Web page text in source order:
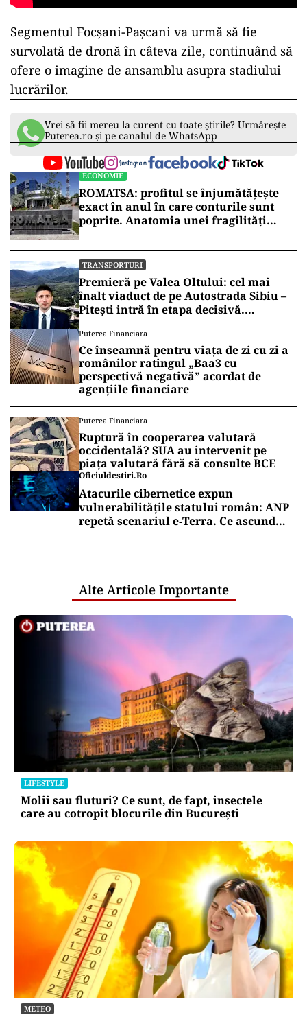
Segmentul Focșani-Pașcani va urmă să fie
survolată de dronă în câteva zile, continuând să
ofere o imagine de ansamblu asupra stadiului
lucrărilor.
Vrei să fii mereu la curent cu toate știrile? Urmărește
Puterea.ro și pe canalul de WhatsApp
ECONOMIE
ROMATSA: profitul se înjumătățește
exact în anul în care conturile sunt
poprite. Anatomia unei fragilități
TRANSPORTURI
Premieră pe Valea Oltului: cel mai
înalt viaduct de pe Autostrada Sibiu –
Pitești intră în etapa decisivă.
anunță unde s-a ajuns cu lucrările
(VIDEO)
Puterea Financiara
Ce înseamnă pentru viața de zi cu zi a
românilor ratingul „Baa3 cu
perspectivă negativă” acordat de
agențiile financiare
Puterea Financiara
Ruptură în cooperarea valutară
occidentală? SUA au intervenit pe
piața valutară fără să consulte BCE
Oficiuldestiri.ro
Atacurile cibernetice expun
vulnerabilitățile statului român: ANP
repetă scenariul e‑Terra. Ce ascund
Alte Articole Importante
LIFESTYLE
Molii sau fluturi? Ce sunt, de fapt, insectele
care au cotropit blocurile din București
METEO